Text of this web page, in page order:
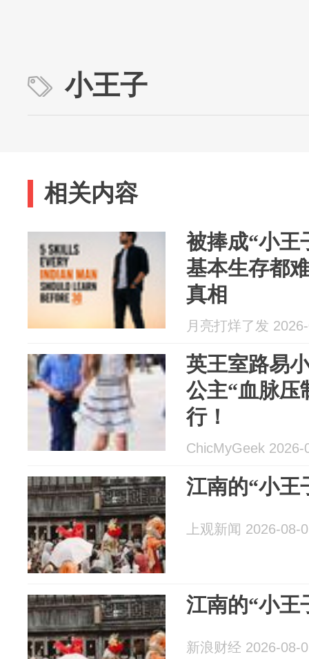
小王子
相关内容
被捧成“小王
基本生存都
真相
月亮打烊了发
英王室路易
公主“血脉压
行！
ChicMyGeek 2026-
江南的“小王
上观新闻 2026-08-
江南的“小王
新浪财经 2026-08-